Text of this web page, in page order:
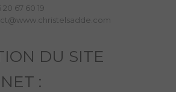
20 67 60 19
DU SITE
: